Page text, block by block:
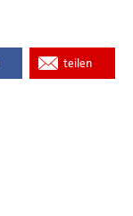
teilen